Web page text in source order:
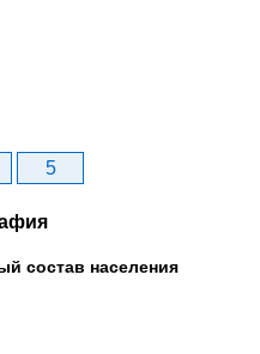
5
состав населения